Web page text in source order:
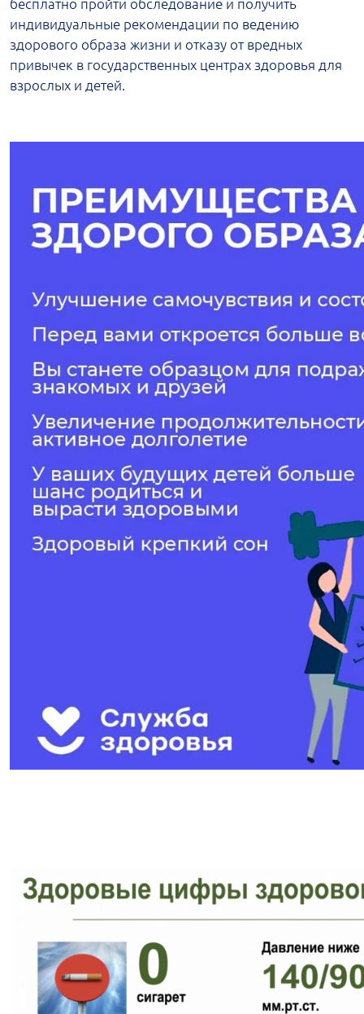
бесплатно пройти обследование и получить
индивидуальные рекомендации по ведению
здорового образа жизни и отказу от вредных
привычек в государственных центрах здоровья для
взрослых и детей.